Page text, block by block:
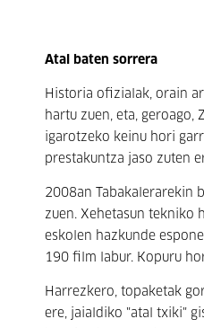
Atal baten sorrera
Historia ofizialak, orain
hartu zuen, eta, geroago,
igarotzeko keinu hori
prestakuntza jaso zuten
2008an Tabakalerarekin
zuen. Xehetasun tekniko
eskolen hazkunde
190 film labur. Kopuru
Harrezkero, topaketak
ere, jaialdiko "atal txiki"